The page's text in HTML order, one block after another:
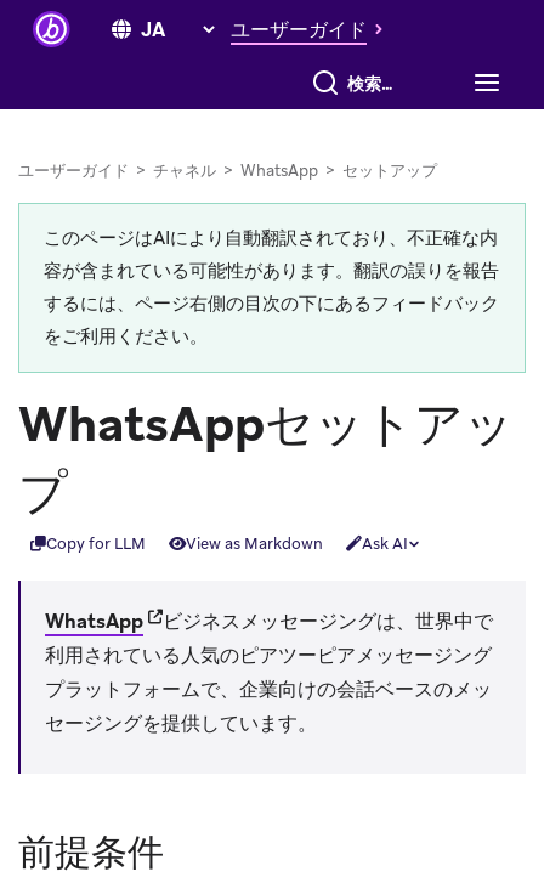
ユーザーガイド
すべて検索
ユーザーガイド > チャネル > WhatsApp > セットアップ
このページはAIにより自動翻訳されており、不正確な内
容が含まれている可能性があります。翻訳の誤りを報告
するには、ページ右側の目次の下にあるフィードバック
をご利用ください。
WhatsAppセットアッ
プ
Copy for LLM View as Markdown Ask AI
WhatsApp(opens in new tab)
ビジネスメッセージングは、世界中で
利用されている人気のピアツーピアメッセージング
プラットフォームで、企業向けの会話ベースのメッ
セージングを提供しています。
前提条件